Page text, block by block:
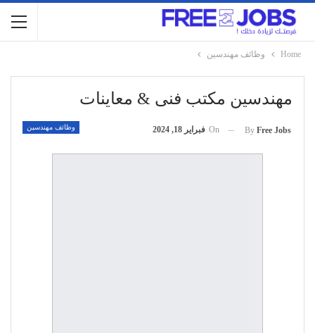
Home وظائف مهندسين
مهندسين مكتب فنى & معاينات
وظائف مهندسين By Free Jobs
On فبراير 18, 2024